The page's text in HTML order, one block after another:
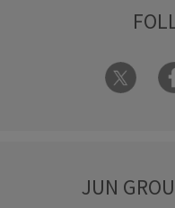
透け感
JUN